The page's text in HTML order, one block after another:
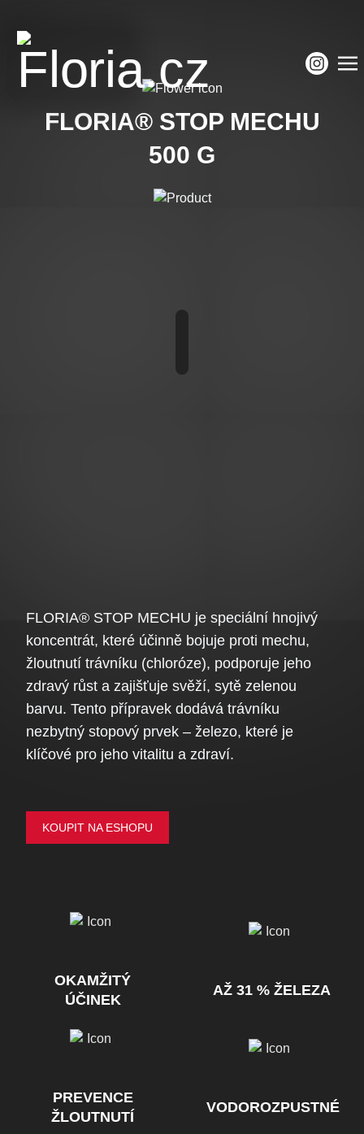
FLORIA® STOP MECHU
500 G
FLORIA® STOP MECHU je speciální hnojivý
koncentrát, které účinně bojuje proti mechu,
žloutnutí trávníku (chloróze), podporuje jeho
zdravý růst a zajišťuje svěží, sytě zelenou
barvu. Tento přípravek dodává trávníku
nezbytný stopový prvek – železo, které je
klíčové pro jeho vitalitu a zdraví.
KOUPIT NA ESHOPU
OKAMŽITÝ
ÚČINEK
AŽ 31 % ŽELEZA
PREVENCE
ŽLOUTNUTÍ
VODOROZPUSTNÉ